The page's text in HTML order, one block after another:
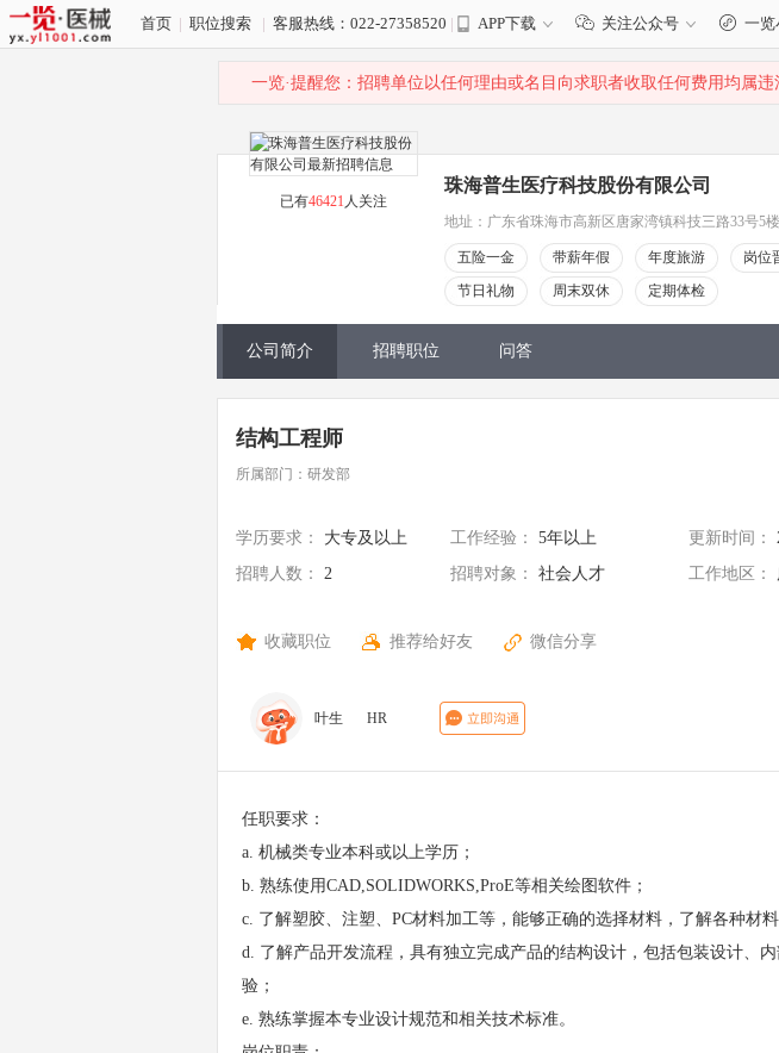
首页 | 职位搜索 | 客服热线：022-27358520 | APP下载 关注公众号 一览
一览·提醒您：招聘单位以任何理由或名目向求职者收取任何费用均属
已有46421 人关注
珠海普生医疗科技股份有限公司
地址：广东省珠海市高新区唐家湾镇科技三路33号5楼
五险一金 带薪年假 年度旅游 岗位
节日礼物
周末双休 定期体检
公司简介 招聘职位 问答
结构工程师
所属部门：研发部
学历要求： 大专及以上 工作经验： 5年以上 更新时间：
招聘人数：
2 招聘对象： 社会人才 工作地区：
收藏职位 推荐给好友 微信分享
叶生 HR
任职要求：
a. 机械类专业本科或以上学历；
b. 熟练使用CAD,SOLIDWORKS,ProE等相关绘图软件；
c. 了解塑胶、注塑、PC材料加工等，能够正确的选择材料，了解各种材
d. 了解产品开发流程，具有独立完成产品的结构设计，包括包装设计、
验；
e. 熟练掌握本专业设计规范和相关技术标准。